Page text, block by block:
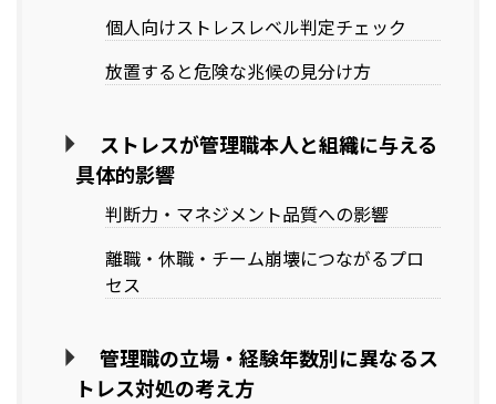
個人向けストレスレベル判定チェック
放置すると危険な兆候の見分け方
ストレスが管理職本人と組織に与える
具体的影響
判断力・マネジメント品質への影響
離職・休職・チーム崩壊につながるプロ
セス
管理職の立場・経験年数別に異なるス
トレス対処の考え方